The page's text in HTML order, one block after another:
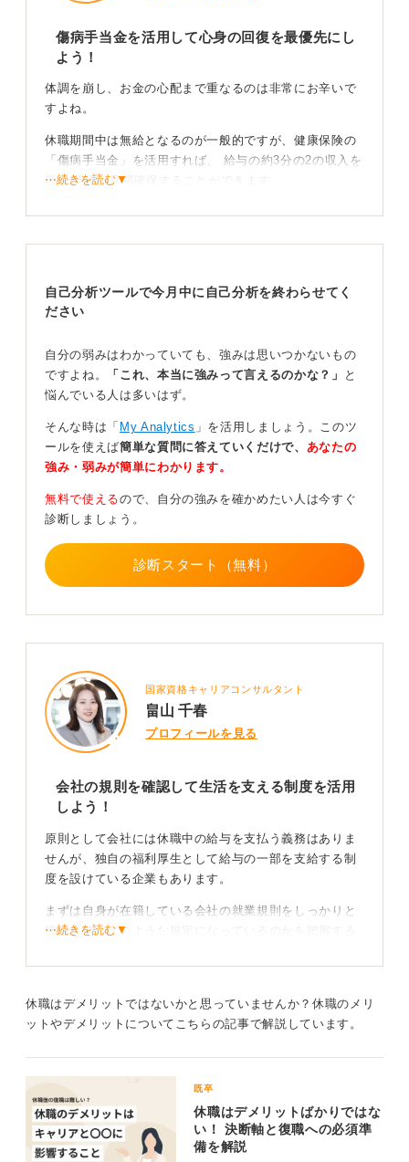
傷病手当金を活用して心身の回復を最優先にし
よう！
体調を崩し、お金の心配まで重なるのは非常にお辛いで
すよね。
休職期間中は無給となるのが一般的ですが、健康保険の
「傷病手当金」を活用すれば、 給与の約3分の2の収入を
最長1年6か月間確保することができます。
経済的基盤を確保し焦らず確実な復帰を目指そう
な焦りを抑え、 将来的に確実な職場復帰を果たす為の最
短ルートです。
当や健保組合へ相談してみてください。 留意点として、
社会保険料の支払いは継続するため、休職中の支払い方
法を事前に確認しておく必要があります。
「お金のために我慢する」ことは回復を遅らせるリスク
をともないます。 公的保障を味方に付けて、まずは健康
を取り戻しましょう。
0
⋯続きを読む▼
自己分析ツールで今月中に自己分析を終わらせてく
ださい
自分の弱みはわかっていても、強みは思いつかないもの
ですよね。
「これ、本当に強みって言えるのかな？」
と
悩んでいる人は多いはず。
そんな時は「 My Analytics 」を活用しましょう。このツ
ールを使えば簡単な質問に答えていくだけで、 あなたの
強み・弱みが簡単にわかります。
無料で使えるので、自分の強みを確かめたい人は今すぐ
診断しましょう。
診断スタート（無料）
国家資格キャリアコンサルタント
畠山 千春
プロフィールを見る
会社の規則を確認して生活を支える制度を活用
しよう！
原則として会社には休職中の給与を支払う義務はありま
せんが、独自の福利厚生として給与の一部を支給する制
度を設けている企業もあります。
まずは自身が在籍している会社の就業規則をしっかりと
確認して、どのような規定になっているのかを把握する
金」を受け取れる可能性がありますので、自分が条件に
当てはまるかどうかもあわせて確認しましょう。
給料が出ない期間であっても、社会保険料の支払いは発
生し続けますので、休職中の経済的なやりくりについて
⋯続きを読む▼
休職はデメリットではないかと思っていませんか？休職のメリ
ットやデメリットについてこちらの記事で解説しています。
既卒
休職はデメリットばかりではな
い！ 決断軸と復職への必須準
備を解説